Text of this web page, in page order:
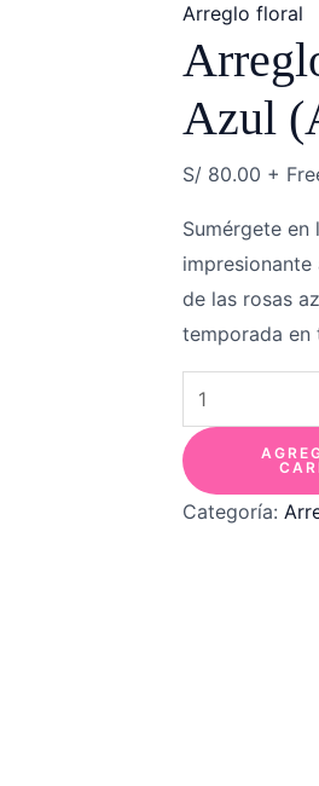
Arreglo floral
Azul
S/ 80.00 +
Sumérgete
de las rosas
temporada en
Categoría: